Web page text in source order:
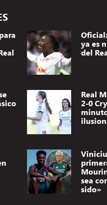
ya es
del
Real
2-0
sea
sido»